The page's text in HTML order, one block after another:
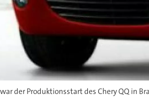
der Produktionsstart des Chery QQ in